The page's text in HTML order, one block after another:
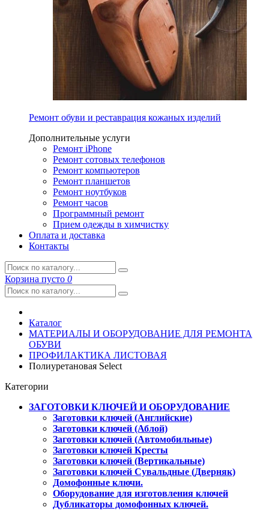
Ремонт обуви и реставрация кожаных изделий
Дополнительные услуги
Ремонт iPhone
Ремонт сотовых телефонов
Ремонт компьютеров
Ремонт планшетов
Ремонт ноутбуков
Ремонт часов
Программный ремонт
Прием одежды в химчистку
Оплата и доставка
Контакты
Корзина пусто 0
Каталог
МАТЕРИАЛЫ И ОБОРУДОВАНИЕ ДЛЯ РЕМОНТА
ОБУВИ
ПРОФИЛАКТИКА ЛИСТОВАЯ
Полиуретановая Select
Категории
ЗАГОТОВКИ КЛЮЧЕЙ И ОБОРУДОВАНИЕ
Заготовки ключей (Английские)
Заготовки ключей (Аблой)
Заготовки ключей (Автомобильные)
Заготовки ключей Кресты
Заготовки ключей (Вертикальные)
Заготовки ключей Сувальдные (Дверняк)
Домофонные ключи.
Оборудование для изготовления ключей
Дубликаторы домофонных ключей.